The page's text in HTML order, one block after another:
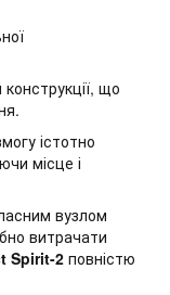
що
істотно
місце і
вузлом
витрачати
Spirit-2 повністю